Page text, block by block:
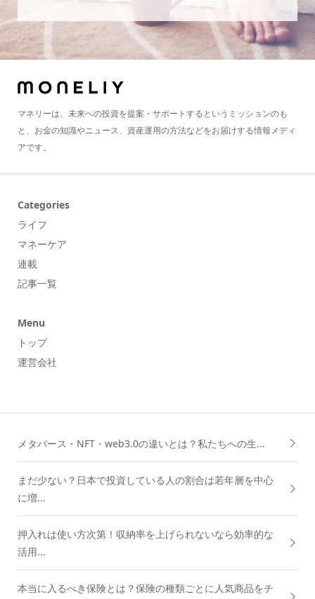
マネリーは、未来への投資を提案・サポートするというミッションのも
と、お金の知識やニュース、資産運用の方法などをお届けする情報メディ
アです。
Categories
ライフ
マネーケア
連載
記事一覧
Menu
トップ
運営会社
メタバース・NFT・web3.0の違いとは？私たちへの生...
まだ少ない？日本で投資している人の割合は若年層を中心
に増...
押入れは使い方次第！収納率を上げられないなら効率的な
活用...
本当に入るべき保険とは？保険の種類ごとに人気商品をチ